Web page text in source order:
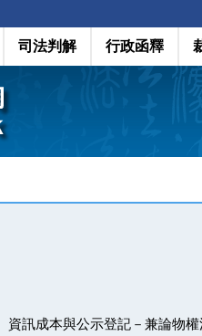
司法判解 行政函釋
資訊成本與公示登記－兼論物